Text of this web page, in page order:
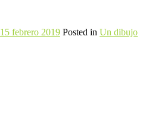
15 febrero 2019 Posted in Un dibujo